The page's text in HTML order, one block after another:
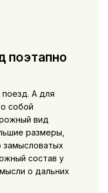
поэтапно
А для
собой
вид
размеры,
состав у
о дальних